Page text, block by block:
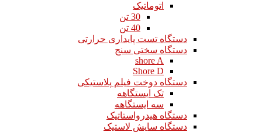
اتوماتیک
30 تن
40 تن
دستگاه تست پایداری حرارتی
دستگاه سختی سنج
shore A
Shore D
دستگاه دوخت فیلم پلاستیکی
تک ایستگاهه
سه ایستگاهه
دستگاه هیدرواستاتیک
دستگاه سایش لاستیک